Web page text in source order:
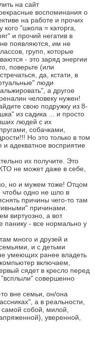
на сайт
воспоминания о
на работе и прочих
"школа = каторга,
и прочий негатив в
появляются, им не
групп, которые
- это заряд энергии
поверьте (или
да, кстати, в
люди
а другое
человеку нужен!
свою подружку из 8-
из садика ... и просто
людей с их
собачками,
Но это только в том
адекватное восприятие
их получите. Это
не может даже в себе,
но и мужем тоже! Отцом
чтобы одно не шло в
причины чего-то там
причинами.
виртуозно, а вот
панику - все нормально у
много и друзей и
и с детьми
умеющих ранее владеть
включаем,
сядет в кресло перед
"всплыли" совершенно
вне семьи, он/она
а в реальности,
самой собой, милой,
уверенной,